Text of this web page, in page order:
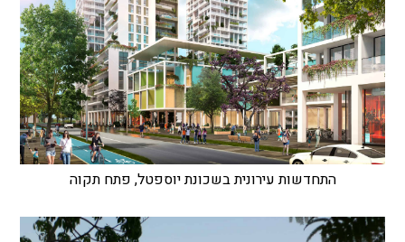
התחדשות עירונית בשכונת יוספטל, פתח תקוה